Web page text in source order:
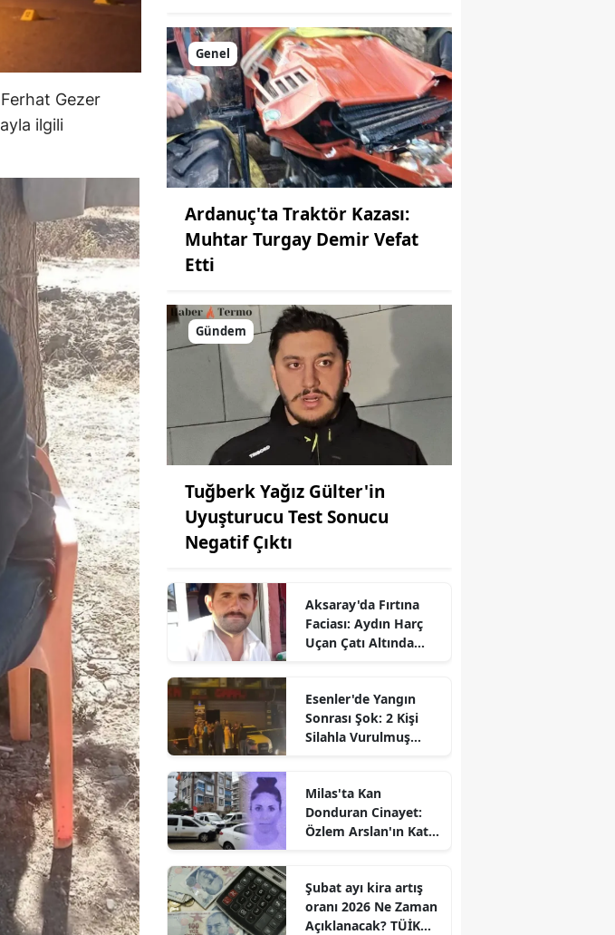
Gezer
ilgili
Genel
Ardanuç'ta Traktör Kazası:
Muhtar Turgay Demir Vefat
Etti
Gündem
Tuğberk Yağız Gülter'in
Uyuşturucu Test Sonucu
Negatif Çıktı
Aksaray'da Fırtına
Faciası: Aydın Harç
Uçan Çatı Altında
Esenler'de Yangın
Sonrası Şok: 2 Kişi
Silahla Vurulmuş
Milas'ta Kan
Donduran Cinayet:
Özlem Arslan'ın Katili
Şubat ayı kira artış
oranı 2026 Ne Zaman
Açıklanacak? TÜİK